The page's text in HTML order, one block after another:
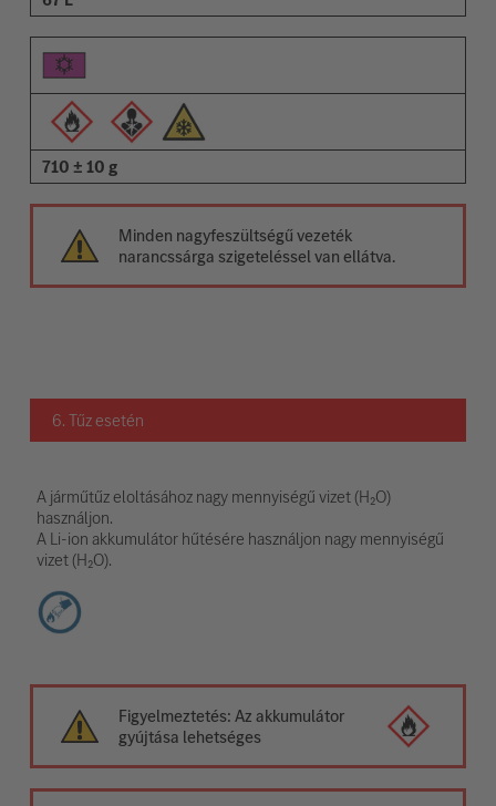
710 ± 10 g
Minden nagyfeszültségű vezeték
narancssárga szigeteléssel van ellátva.
6. Tűz esetén
A járműtűz eloltásához nagy mennyiségű vizet (H₂O)
használjon.
A Li-ion akkumulátor hűtésére használjon nagy mennyiségű
vizet (H₂O).
Figyelmeztetés: Az akkumulátor
gyújtása lehetséges